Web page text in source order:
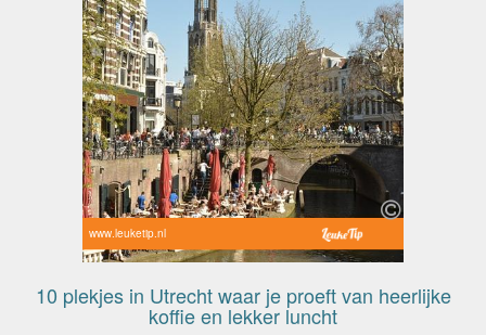
www.leuketip.nl
10 plekjes in Utrecht waar je proeft van heerlijke
koffie en lekker luncht